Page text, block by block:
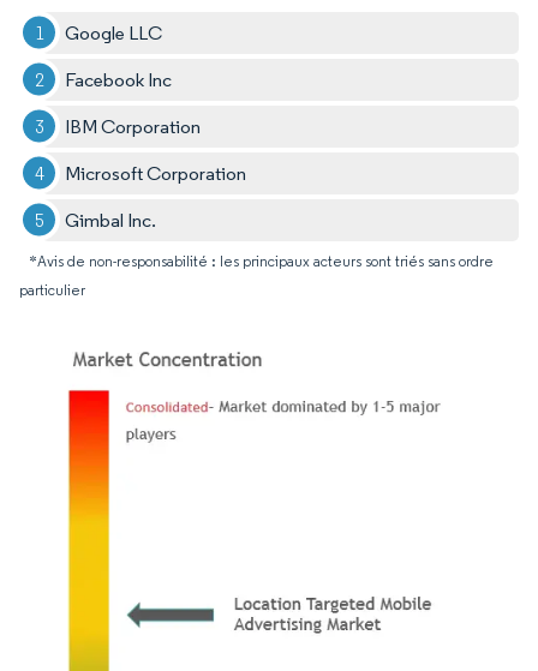
Google LLC
Facebook Inc
IBM Corporation
Microsoft Corporation
Gimbal Inc.
*Avis de non-responsabilité : les principaux acteurs sont triés sans ordre
particulier